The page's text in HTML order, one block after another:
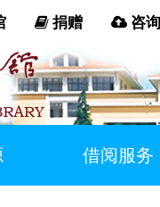
捐赠 咨
借阅服务